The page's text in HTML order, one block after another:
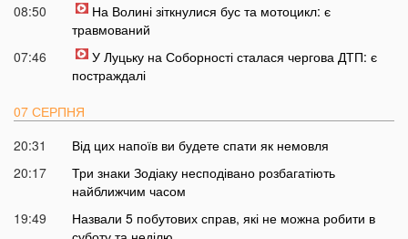
08:50
На Волині зіткнулися бус та мотоцикл: є
травмований
07:46
У Луцьку на Соборності сталася чергова ДТП: є
постраждалі
07 СЕРПНЯ
20:31
Від цих напоїв ви будете спати як немовля
20:17
Три знаки Зодіаку несподівано розбагатіють
найближчим часом
19:49
Назвали 5 побутових справ, які не можна робити в